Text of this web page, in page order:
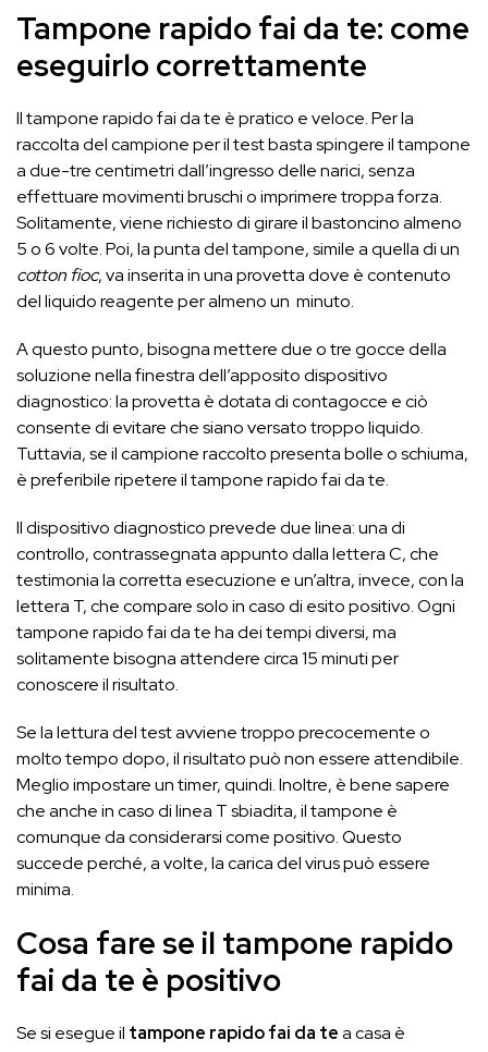
Tampone rapido fai da te: come
eseguirlo correttamente
Il tampone rapido fai da te è pratico e veloce. Per la
raccolta del campione per il test basta spingere il tampone
a due-tre centimetri dall’ingresso delle narici, senza
effettuare movimenti bruschi o imprimere troppa forza.
Solitamente, viene richiesto di girare il bastoncino almeno
5 o 6 volte. Poi, la punta del tampone, simile a quella di un
cotton fioc, va inserita in una provetta dove è contenuto
del liquido reagente per almeno un minuto.
A questo punto, bisogna mettere due o tre gocce della
soluzione nella finestra dell’apposito dispositivo
diagnostico: la provetta è dotata di contagocce e ciò
consente di evitare che siano versato troppo liquido.
Tuttavia, se il campione raccolto presenta bolle o schiuma,
è preferibile ripetere il tampone rapido fai da te.
Il dispositivo diagnostico prevede due linea: una di
controllo, contrassegnata appunto dalla lettera C, che
testimonia la corretta esecuzione e un’altra, invece, con la
lettera T, che compare solo in caso di esito positivo. Ogni
tampone rapido fai da te ha dei tempi diversi, ma
solitamente bisogna attendere circa 15 minuti per
conoscere il risultato.
Se la lettura del test avviene troppo precocemente o
molto tempo dopo, il risultato può non essere attendibile.
Meglio impostare un timer, quindi. Inoltre, è bene sapere
che anche in caso di linea T sbiadita, il tampone è
comunque da considerarsi come positivo. Questo
succede perché, a volte, la carica del virus può essere
minima.
Cosa fare se il tampone rapido
fai da te è positivo
Se si esegue il tampone rapido fai da tea casa è